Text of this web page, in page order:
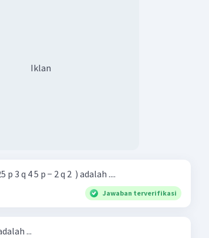
Iklan
3 q 4 5 p − 2 q 2 ​ ) adalah ....
Jawaban terverifikasi
...